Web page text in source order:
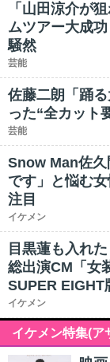
「山田涼介が
ムツアー大成
騒然
芸能
佐藤二朗「踊
った“全カット
芸能
Snow Man佐
です」と悩む
注目
イケメン
目黒蓮も入れ
総出演CM「女
SUPER EIGHT
イケメン
イケメン特集(ア